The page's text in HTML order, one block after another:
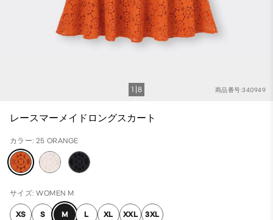
商品番号:340949
1 8
レースマーメイドロングスカート
カラー: 25 ORANGE
サイズ: WOMEN M
XS S M L XL XXL 3XL